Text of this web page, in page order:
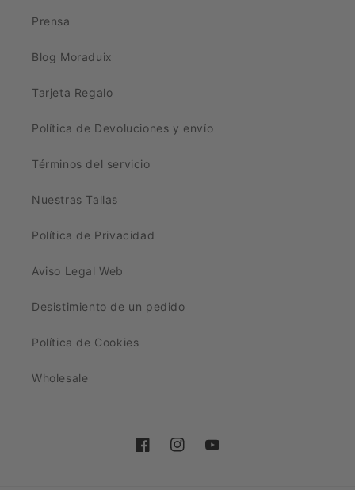
Prensa
Blog Moraduix
Tarjeta Regalo
Política de Devoluciones y envío
Términos del servicio
Nuestras Tallas
Política de Privacidad
Aviso Legal Web
Desistimiento de un pedido
Política de Cookies
Wholesale
FacebookInstagramYouTube